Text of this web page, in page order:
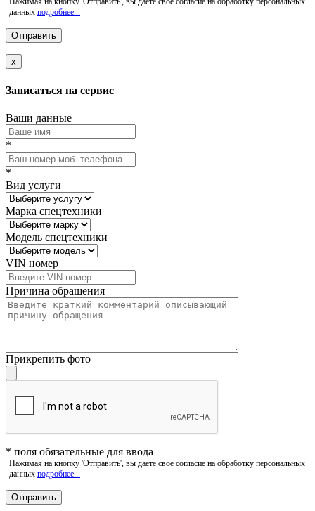
данных подробнее...
x
Записаться на сервис
Ваши данные
*
*
Вид услуги
Марка спецтехники
Модель спецтехники
VIN номер
Причина обращения
Прикрепить фото
* поля обязательные для ввода
Нажимая на кнопку 'Отправить', вы даете свое согласие на обработку персональных
данных подробнее...